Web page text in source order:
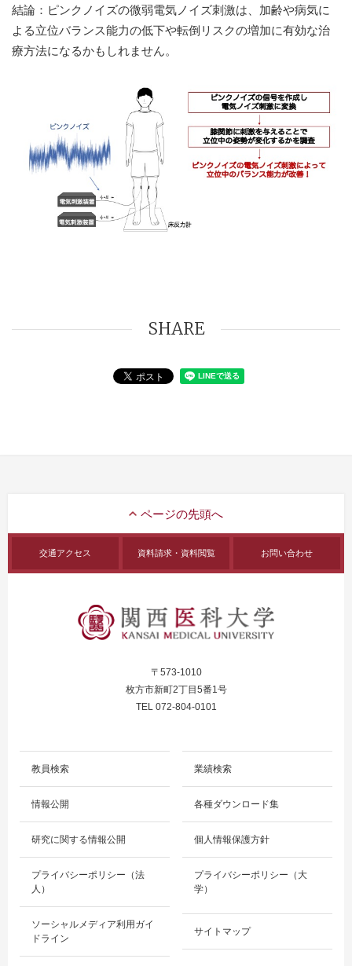
結論：ピンクノイズの微弱電気ノイズ刺激は、加齢や病気に
よる立位バランス能力の低下や転倒リスクの増加に有効な治
療方法になるかもしれません。
SHARE
交通アクセス 資料請求・資料閲覧 お問い合わせ
〒573-1010
枚方市新町2丁目5番1号
TEL 072-804-0101
教員検索 業績検索
情報公開 各種ダウンロード集
研究に関する情報公開 個人情報保護方針
プライバシーポリシー（法
人）
プライバシーポリシー（大
学）
ソーシャルメディア利用ガイ
ドライン
サイトマップ